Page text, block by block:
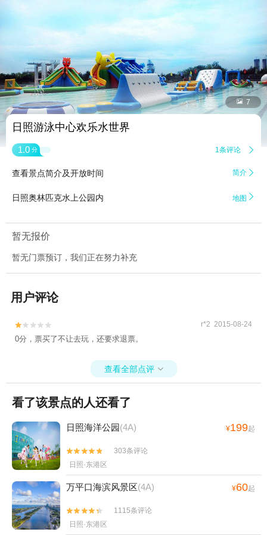
 7
日照游泳中心欢乐水世界
1.0 分 1条评论 
查看景点简介及开放时间 简介 
日照奥林匹克水上公园内 地图 
暂无报价
暂无门票预订，我们正在努力补充
用户评论

 r*2 2015-08-24
0分，票买了不让去玩，还要求退票。
查看全部点评 
看了该景点的人还看了
日照海洋公园(4A) ¥199起


303条评论
日照·东港区
万平口海滨风景区(4A) ¥60起


1115条评论
日照·东港区
